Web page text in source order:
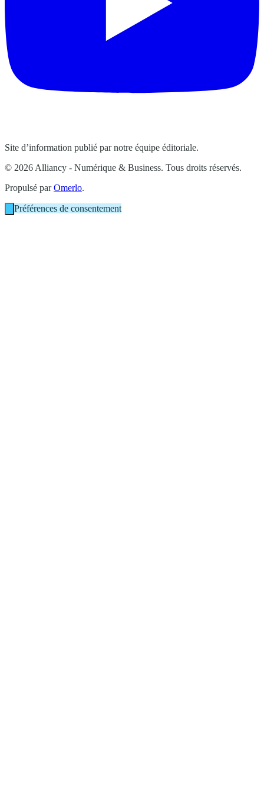
Site d’information publié par notre équipe éditoriale.
© 2026 Alliancy - Numérique & Business. Tous droits réservés.
Propulsé parOmerlo.
Préférences de consentement